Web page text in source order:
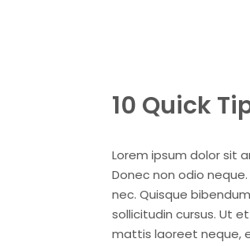
10 Quick
Lorem ipsum dolor sit
Donec non odio
nec. Quisque
sollicitudin cursus. Ut
mattis laoreet neque,